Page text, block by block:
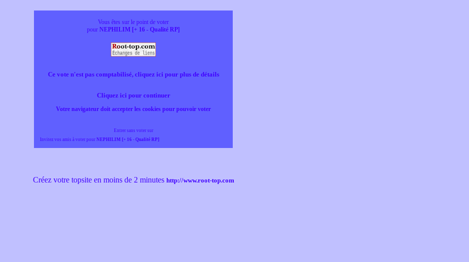
Vous êtes sur le point de voter
pour NEPHILIM [+ 16 - Qualité RP]
Ce vote n'est pas comptabilisé, cliquez ici pour plus de détails
Cliquez ici pour continuer
Votre navigateur doit accepter les cookies pour pouvoir voter
Entrer sans voter sur
Invitez vos amis à voter pour NEPHILIM [+ 16 - Qualité RP]
Créez votre topsite en moins de 2 minutes http://www.root-top.com